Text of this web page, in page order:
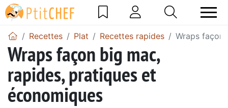
Recettes Plat Recettes rapides Wraps façon
Wraps façon big mac,
rapides, pratiques et
économiques